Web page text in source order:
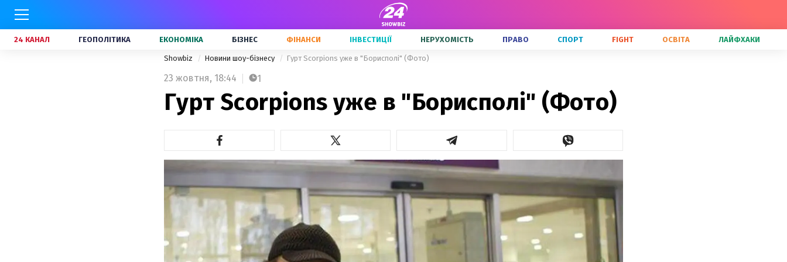
24 КАНАЛ ГЕОПОЛІТИКА ЕКОНОМІКА БІЗНЕС ФІНАНСИ ІНВЕСТИЦІЇ НЕРУХОМІСТЬ ПРАВО СПОРТ FIGHT ОСВІТА ЛАЙФХАКИ
Showbiz Новини шоу-бізнесу Гурт Scorpions уже в "Борисполі" (Фото)
23 жовтня, 18:44 1
Гурт Scorpions уже в "Борисполі" (Фото)